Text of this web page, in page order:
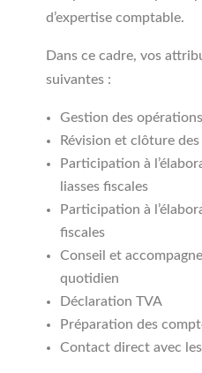
d’expertise comptable.
Dans ce cadre, vos
suivantes :
Gestion des
Révision et clôture
Participation à
liasses fiscales
Participation à
fiscales
Conseil et
quotidien
Déclaration TVA
Préparation des
Contact direct avec